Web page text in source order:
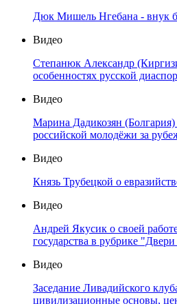
Дюк Мишель Нгебана - внук
Видео
Степанюк Александр
особенностях русской
Видео
Марина Дадикозян
российской молодёжи за
Видео
Князь Трубецкой о
Видео
Андрей Якусик о своей
государства в рубрике
Видео
Заседание Ливадийского
цивилизационные основы,